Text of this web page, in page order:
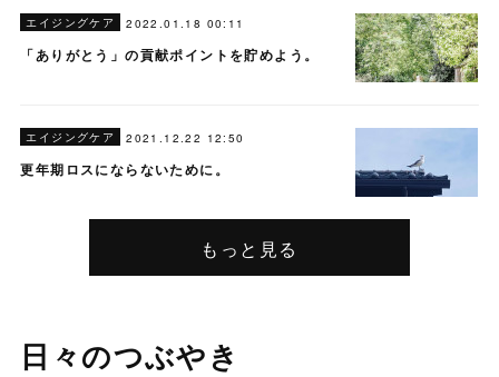
エイジングケア 2022.01.18 00:11
「ありがとう」の貢献ポイントを貯めよう。
エイジングケア 2021.12.22 12:50
更年期ロスにならないために。
もっと見る
日々のつぶやき